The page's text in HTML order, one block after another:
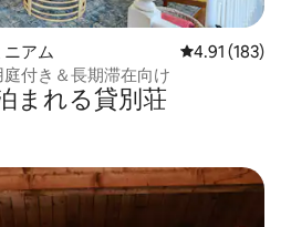
アム レビュー183
4.91 (183)
付き＆長期滞在向け
まれる貸別荘